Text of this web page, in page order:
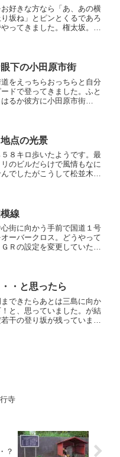
好きな方なら「あ、あの横
坂ね」とピンとくるであろ
ってきました。権太坂。ノ
んて解説もそ...
下の小田原市街
をえっちらおっちらと自分
ドで登ってきました。ふと
るか彼方に小田原市街
に改めてこの道中...
点の光景
５８キロ歩いたようです。最
のビルだらけで風情もなに
でしたがこうして松並木と
22日1...
線
街に向かう手前で国道１号
ーバークロス。どうやって
Ｒの設定を変更していたら
ありませんで...
・・と思ったら
できたらあとは三島に向か
と、思っていました。が結
干の登り坂が残っていまし
寺
？